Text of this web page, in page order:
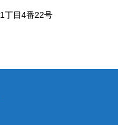
丁目4番22号